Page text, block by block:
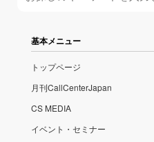
基本メニュー
トップページ
月刊CallCenterJapan
CS MEDIA
イベント・セミナー